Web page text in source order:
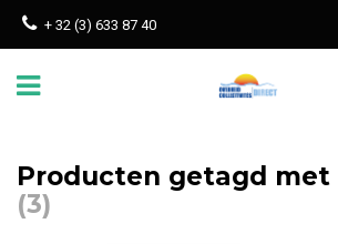
+ 32 (3) 633 87 40
Producten getagd met
(3)